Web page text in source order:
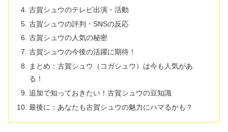
古賀シュウのテレビ出演・活動
古賀シュウの評判・SNSの反応
古賀シュウの人気の秘密
古賀シュウの今後の活躍に期待！
まとめ：古賀シュウ（コガシュウ）は今も人気があ
る！
追加で知っておきたい！古賀シュウの豆知識
最後に：あなたも古賀シュウの魅力にハマるかも？